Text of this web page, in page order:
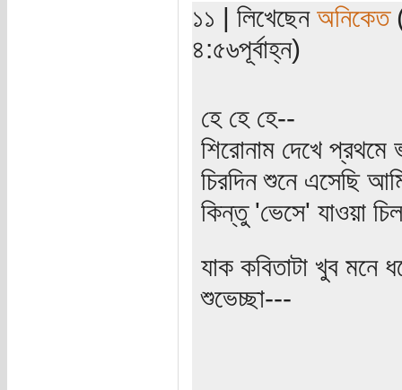
১১ | লিখেছেন অনিকেত
৪:৫৬পূর্বাহ্ন)
হে হে হে--
শিরোনাম দেখে
চিরদিন শুনে এসেছি
কিন্তু 'ভেসে' যাওয়া
যাক কবিতাটা খুব মনে
শুভেচ্ছা---